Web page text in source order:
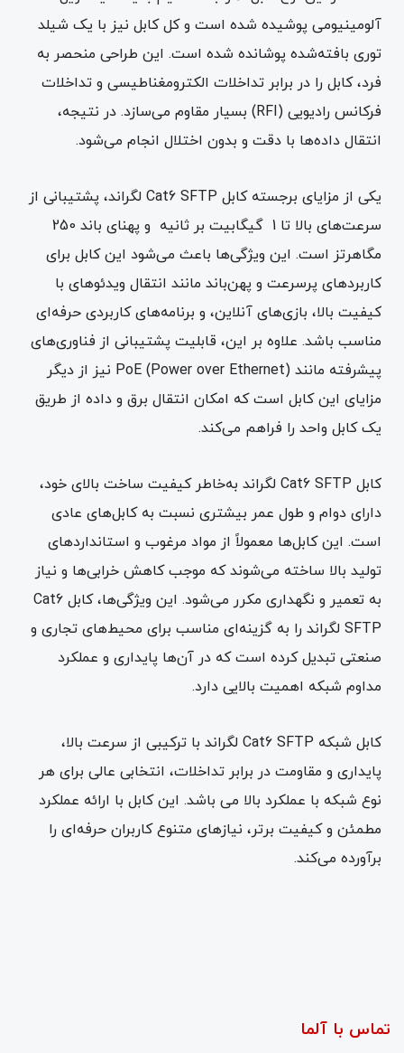
آلومینیومی پوشیده شده است و کل کابل نیز با یک شیلد
توری بافته‌شده پوشانده شده است. این طراحی منحصر به
فرد، کابل را در برابر تداخلات الکترومغناطیسی و تداخلات
فرکانس رادیویی (RFI) بسیار مقاوم می‌سازد. در نتیجه،
انتقال داده‌ها با دقت و بدون اختلال انجام می‌شود.
یکی از مزایای برجسته کابل Cat6 SFTP لگراند، پشتیبانی از
سرعت‌های بالا تا 1 گیگابیت بر ثانیه و پهنای باند 250
مگاهرتز است. این ویژگی‌ها باعث می‌شود این کابل برای
کاربردهای پرسرعت و پهن‌باند مانند انتقال ویدئوهای با
کیفیت بالا، بازی‌های آنلاین، و برنامه‌های کاربردی حرفه‌ای
مناسب باشد. علاوه بر این، قابلیت پشتیبانی از فناوری‌های
پیشرفته مانند PoE (Power over Ethernet) نیز از دیگر
مزایای این کابل است که امکان انتقال برق و داده از طریق
یک کابل واحد را فراهم می‌کند.
کابل Cat6 SFTP لگراند به‌خاطر کیفیت ساخت بالای خود،
دارای دوام و طول عمر بیشتری نسبت به کابل‌های عادی
است. این کابل‌ها معمولاً از مواد مرغوب و استانداردهای
تولید بالا ساخته می‌شوند که موجب کاهش خرابی‌ها و نیاز
به تعمیر و نگهداری مکرر می‌شود. این ویژگی‌ها، کابل Cat6
SFTP لگراند را به گزینه‌ای مناسب برای محیط‌های تجاری و
صنعتی تبدیل کرده است که در آن‌ها پایداری و عملکرد
مداوم شبکه اهمیت بالایی دارد.
کابل شبکه Cat6 SFTP لگراند با ترکیبی از سرعت بالا،
پایداری و مقاومت در برابر تداخلات، انتخابی عالی برای هر
نوع شبکه‌ با عملکرد بالا می باشد. این کابل با ارائه عملکرد
مطمئن و کیفیت برتر، نیازهای متنوع کاربران حرفه‌ای را
برآورده می‌کند.
تماس با آلما